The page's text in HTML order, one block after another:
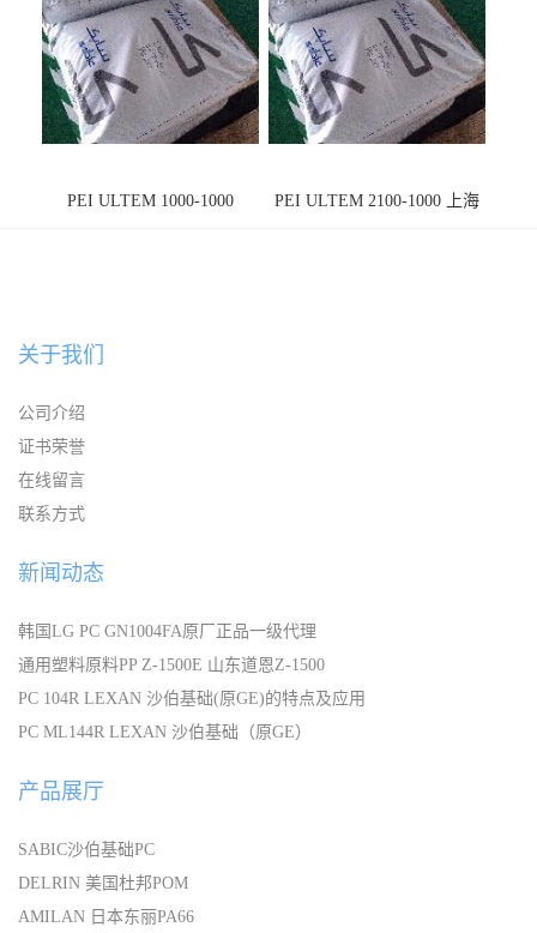
PEI ULTEM 1000-1000
PEI ULTEM 2100-1000 上海
关于我们
公司介绍
证书荣誉
在线留言
联系方式
新闻动态
韩国LG PC GN1004FA原厂正品一级代理
通用塑料原料PP Z-1500E 山东道恩Z-1500
PC 104R LEXAN 沙伯基础(原GE)的特点及应用
PC ML144R LEXAN 沙伯基础（原GE）
产品展厅
SABIC沙伯基础PC
DELRIN 美国杜邦POM
AMILAN 日本东丽PA66